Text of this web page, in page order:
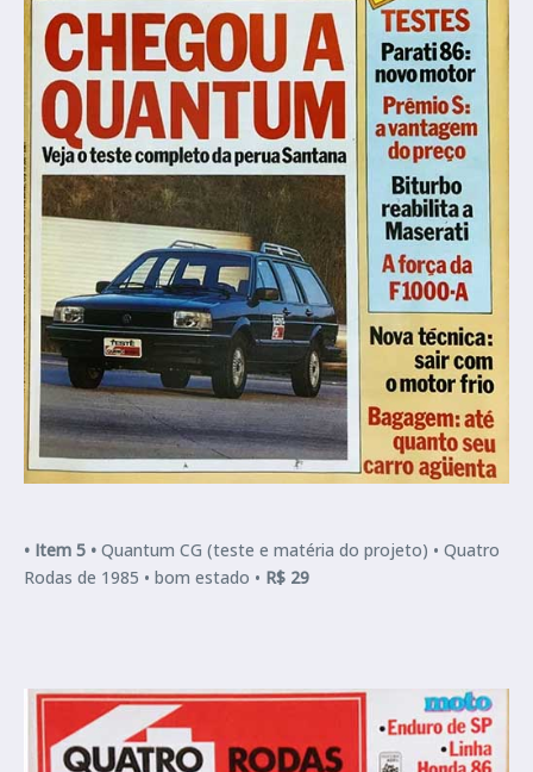
• Item 5 • Quantum CG (teste e matéria do projeto) • Quatro
Rodas de 1985 • bom estado • R$ 29